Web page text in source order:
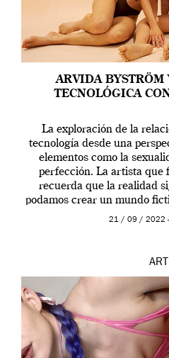
ARVIDA BYSTRÖM
TECNOLÓGICA
La exploración de la
tecnología desde una
elementos como la
perfección. La artista que
recuerda que la realidad
podamos crear un mundo
que los humanos
21 / 09 / 2022
ART